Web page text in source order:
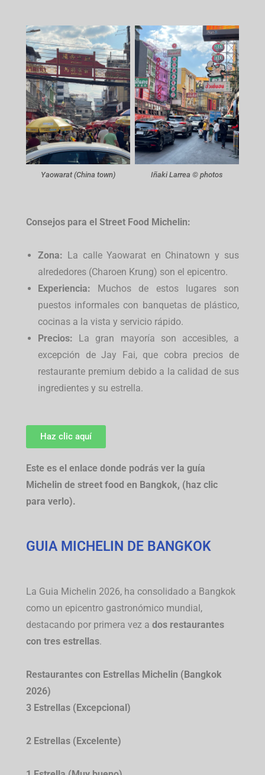
Yaowarat (China town) Iñaki Larrea © photos
Consejos para el Street Food Michelin:
Zona: La calle Yaowarat en Chinatown y sus
alrededores (Charoen Krung) son el epicentro.
Experiencia: Muchos de estos lugares son
puestos informales con banquetas de plástico,
cocinas a la vista y servicio rápido.
Precios: La gran mayoría son accesibles, a
excepción de Jay Fai, que cobra precios de
restaurante premium debido a la calidad de sus
ingredientes y su estrella.
Haz clic aquí
Este es el enlace donde podrás ver la guía
Michelin de street food en Bangkok, (haz clic
para verlo).
GUIA MICHELIN DE BANGKOK
La Guia Michelin 2026, ha consolidado a Bangkok
como un epicentro gastronómico mundial,
destacando por primera vez ados restaurantes
con tres estrellas.
Restaurantes con Estrellas Michelin (Bangkok
2026)
3 Estrellas (Excepcional)
2 Estrellas (Excelente)